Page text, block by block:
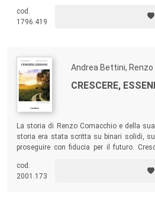
sportivo Andrea Vidotti.
cod.
1796.419
Andrea Bettini,
CRESCERE,
La storia di Renzo Comacchio e della
storia era stata scritta su binari solidi,
proseguire con fiducia per il futuro.
cod.
2001.173